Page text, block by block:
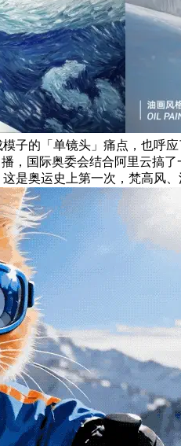
子的「单镜头」痛点，也呼
，国际奥委会结合阿里云搞
是奥运史上第一次，梵高风、